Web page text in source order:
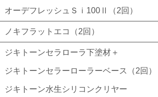
オーデフレッシュＳｉ100Ⅱ（2回）
ノキフラットエコ（2回）
ジキトーンセラローラ下塗材＋
ジキトーンセラーローラーベース（2回）
ジキトーン水生シリコンクリヤー